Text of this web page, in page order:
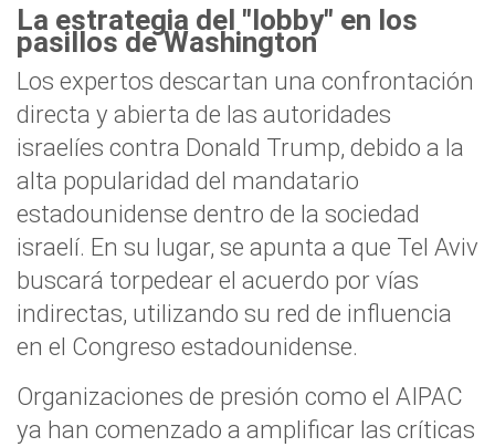
La estrategia del "lobby" en los
pasillos de Washington
Los expertos descartan una confrontación
directa y abierta de las autoridades
israelíes contra Donald Trump, debido a la
alta popularidad del mandatario
estadounidense dentro de la sociedad
israelí. En su lugar, se apunta a que Tel Aviv
buscará torpedear el acuerdo por vías
indirectas, utilizando su red de influencia
en el Congreso estadounidense.
Organizaciones de presión como el AIPAC
ya han comenzado a amplificar las críticas